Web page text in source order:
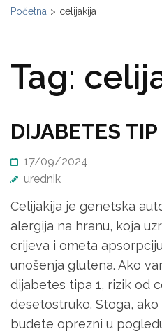
Početna > celijakija
Tag:
DIJABETES
17/09/2024
urednik
Celijakija je genetska
alergija na hranu, koja
crijeva i ometa
unošenja glutena. Ako
dijabetes tipa 1, rizik od
desetostruko. Stoga,
budete oprezni u